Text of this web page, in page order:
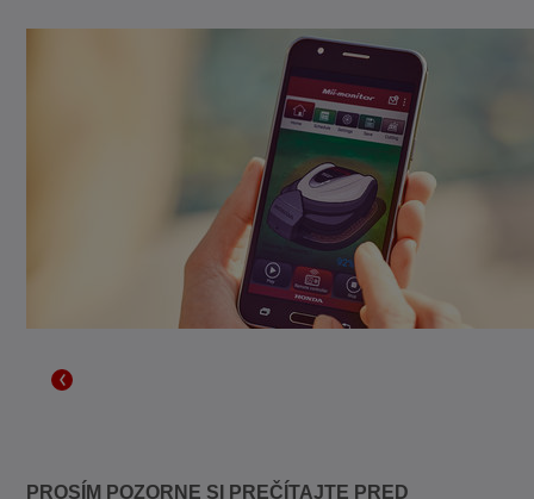
PROSÍM POZORNE SI PREČÍTAJTE PRED